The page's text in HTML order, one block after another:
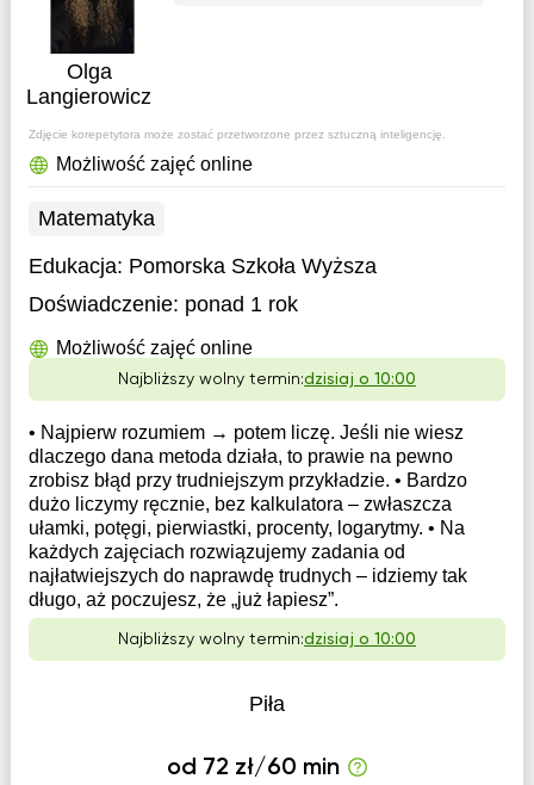
Olga
Langierowicz
Zdjęcie korepetytora może zostać przetworzone przez sztuczną inteligencję.
Możliwość zajęć online
Matematyka
Edukacja: Pomorska Szkoła Wyższa
Doświadczenie: ponad 1 rok
Możliwość zajęć online
Najbliższy wolny termin:dzisiaj o 10:00
• Najpierw rozumiem → potem liczę. Jeśli nie wiesz
dlaczego dana metoda działa, to prawie na pewno
zrobisz błąd przy trudniejszym przykładzie. • Bardzo
dużo liczymy ręcznie, bez kalkulatora – zwłaszcza
ułamki, potęgi, pierwiastki, procenty, logarytmy. • Na
każdych zajęciach rozwiązujemy zadania od
najłatwiejszych do naprawdę trudnych – idziemy tak
długo, aż poczujesz, że „już łapiesz”.
Najbliższy wolny termin:dzisiaj o 10:00
Piła
od 72 zł/60 min